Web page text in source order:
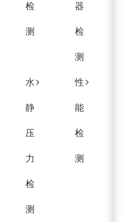
检
测
器
检
测
水
静
压
力
检
测
性
能
检
测